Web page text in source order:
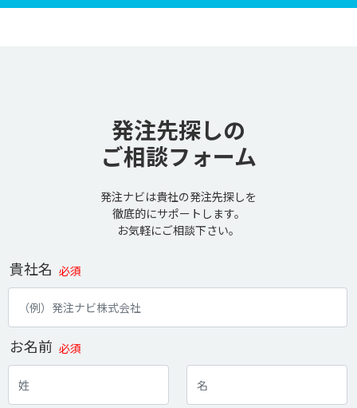
発注先探しの
ご相談フォーム
発注ナビは貴社の発注先探しを
徹底的にサポートします。
お気軽にご相談下さい。
貴社名 必須
お名前 必須